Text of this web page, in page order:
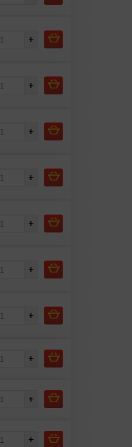
+
+
+
+
+
+
+
+
+
+